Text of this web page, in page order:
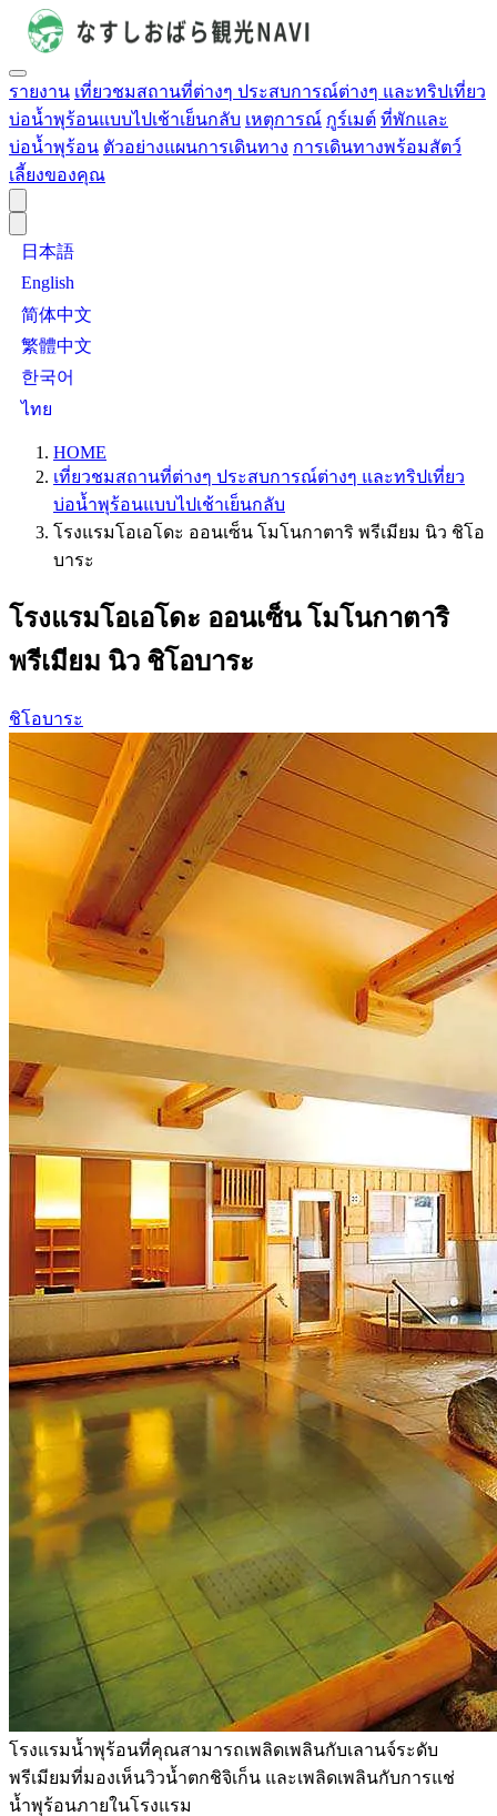
รายงาน เที่ยวชมสถานที่ต่างๆ ประสบการณ์ต่างๆ และทริปเที่ยว
บ่อน้ำพุร้อนแบบไปเช้าเย็นกลับ เหตุการณ์ กูร์เมต์ ที่พักและ
บ่อน้ำพุร้อน ตัวอย่างแผนการเดินทาง การเดินทางพร้อมสัตว์
เลี้ยงของคุณ
日本語
English
简体中文
繁體中文
한국어
ไทย
HOME
เที่ยวชมสถานที่ต่างๆ ประสบการณ์ต่างๆ และทริปเที่ยว
บ่อน้ำพุร้อนแบบไปเช้าเย็นกลับ
โรงแรมโอเอโดะ ออนเซ็น โมโนกาตาริ พรีเมียม นิว ชิโอ
บาระ
โรงแรมโอเอโดะ ออนเซ็น โมโนกาตาริ
พรีเมียม นิว ชิโอบาระ
ชิโอบาระ
โรงแรมน้ำพุร้อนที่คุณสามารถเพลิดเพลินกับเลานจ์ระดับ
พรีเมียมที่มองเห็นวิวน้ำตกชิจิเก็น และเพลิดเพลินกับการแช่
น้ำพุร้อนภายในโรงแรม